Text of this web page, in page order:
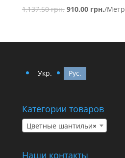
1,137.50грн. 910.00 грн./Метр
Укр. Рус.
Категории товаров
×
Цветные шантильи
Наши контакты